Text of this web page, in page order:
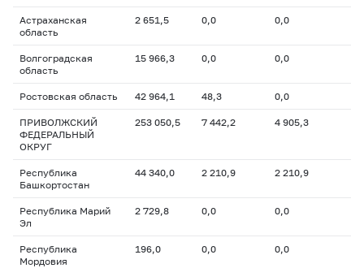
Астраханская
область
2 651,5 0,0 0,0
Волгоградская
область
15 966,3 0,0 0,0
Ростовская область 42 964,1 48,3 0,0
ПРИВОЛЖСКИЙ
ФЕДЕРАЛЬНЫЙ
ОКРУГ
253 050,5 7 442,2 4 905,3
Республика
Башкортостан
44 340,0 2 210,9 2 210,9
Республика Марий
Эл
2 729,8 0,0 0,0
Республика
Мордовия
196,0 0,0 0,0